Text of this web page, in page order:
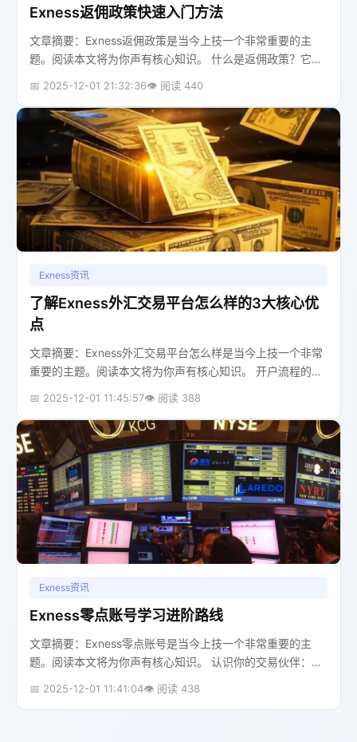
Exness返佣政策快速入门方法
文章摘要：Exness返佣政策是当今上技一个非常重要的主
题。阅读本文将为你声有核心知识。 什么是返佣政策？它如
先给你讲个故事。几年前，我...
📅 2025-12-01 21:32:36👁️ 阅读 440
Exness资讯
了解Exness外汇交易平台怎么样的3大核心优
点
文章摘要：Exness外汇交易平台怎么样是当今上技一个非常
重要的主题。阅读本文将为你声有核心知识。 开户流程的便
一周。各种繁琐的资料准...
📅 2025-12-01 11:45:57👁️ 阅读 388
Exness资讯
Exness零点账号学习进阶路线
文章摘要：Exness零点账号是当今上技一个非常重要的主
题。阅读本文将为你声有核心知识。 认识你的交易伙伴：
账户类型就像在迷宫里打...
📅 2025-12-01 11:41:04👁️ 阅读 438